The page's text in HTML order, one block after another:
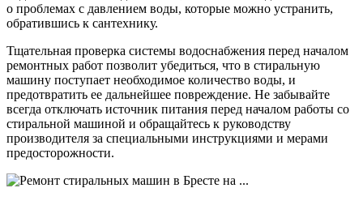
о проблемах с давлением воды, которые можно устранить,
обратившись к сантехнику.
Тщательная проверка системы водоснабжения перед началом
ремонтных работ позволит убедиться, что в стиральную
машину поступает необходимое количество воды, и
предотвратить ее дальнейшее повреждение. Не забывайте
всегда отключать источник питания перед началом работы со
стиральной машиной и обращайтесь к руководству
производителя за специальными инструкциями и мерами
предосторожности.